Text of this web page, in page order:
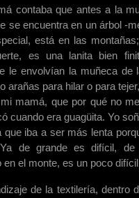
contaba que antes a la
se encuentra en un árbol -
está en las
es una lanita bien
le envolvían la muñeca de
arañas para hilar o para
mamá, que por qué no
cuando era guagüita. Yo
que iba a ser más lenta
de grande es difícil,
en el monte, es un poco
de la textilería, dentro